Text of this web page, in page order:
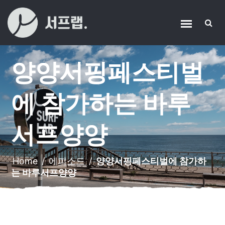
양양서핑페스티벌
에 참가하는 바루
서프양양
Home /에피소드/양양서핑페스티벌에 참가하
는 바루서프양양